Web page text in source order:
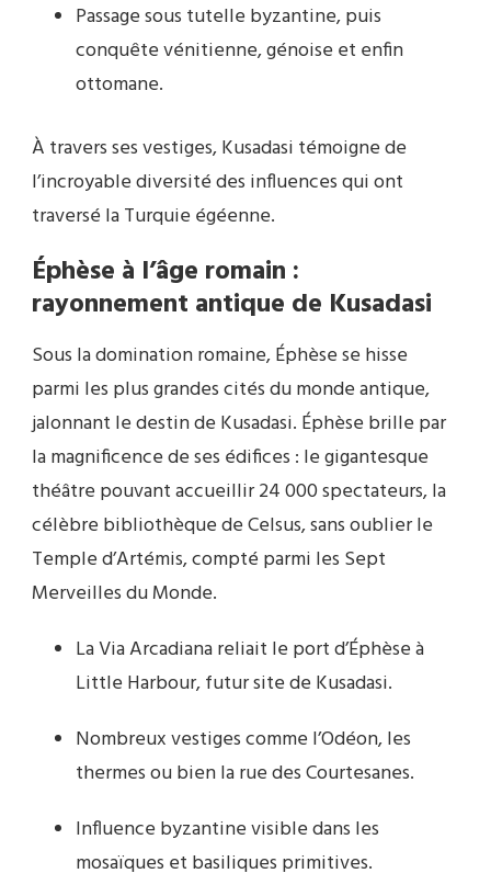
Passage sous tutelle byzantine, puis
conquête vénitienne, génoise et enfin
ottomane.
À travers ses vestiges, Kusadasi témoigne de
l’incroyable diversité des influences qui ont
traversé la Turquie égéenne.
Éphèse à l’âge romain :
rayonnement antique de Kusadasi
Sous la domination romaine, Éphèse se hisse
parmi les plus grandes cités du monde antique,
jalonnant le destin de Kusadasi. Éphèse brille par
la magnificence de ses édifices : le gigantesque
théâtre pouvant accueillir 24 000 spectateurs, la
célèbre bibliothèque de Celsus, sans oublier le
Temple d’Artémis, compté parmi les Sept
Merveilles du Monde.
La Via Arcadiana reliait le port d’Éphèse à
Little Harbour, futur site de Kusadasi.
Nombreux vestiges comme l’Odéon, les
thermes ou bien la rue des Courtesanes.
Influence byzantine visible dans les
mosaïques et basiliques primitives.